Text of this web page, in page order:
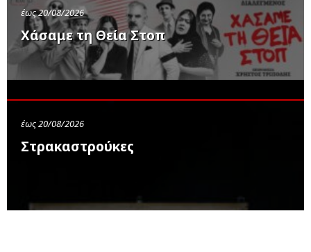
έως 20/08/2026
Χάσαμε τη Θεία Στοπ
έως 20/08/2026
Στρακαστρούκες